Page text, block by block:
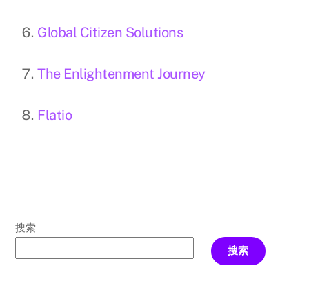
Global Citizen Solutions
The Enlightenment Journey
Flatio
搜索
搜索